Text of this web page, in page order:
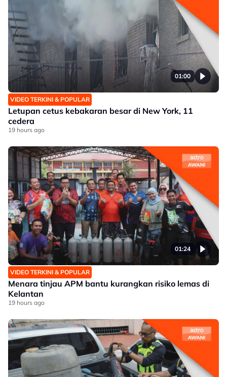
01:00
VIDEO TERKINI & POPULAR
Letupan cetus kebakaran besar di New York, 11
cedera
19 hours ago
01:24
VIDEO TERKINI & POPULAR
Menara tinjau APM bantu kurangkan risiko lemas di
Kelantan
19 hours ago